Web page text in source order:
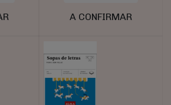
A CONFIRMAR